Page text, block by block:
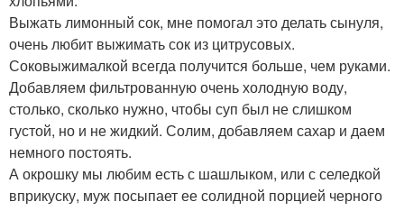
Выжать лимонный сок, мне помогал это делать сынуля,
очень любит выжимать сок из цитрусовых.
Соковыжималкой всегда получится больше, чем руками.
Добавляем фильтрованную очень холодную воду,
столько, сколько нужно, чтобы суп был не слишком
густой, но и не жидкий. Солим, добавляем сахар и даем
немного постоять.
А окрошку мы любим есть с шашлыком, или с селедкой
вприкуску, муж посыпает ее солидной порцией черного